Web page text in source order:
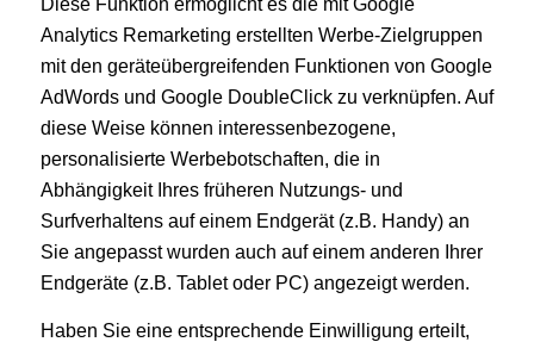
Diese Funktion ermöglicht es die mit Google
Analytics Remarketing erstellten Werbe-Zielgruppen
mit den geräteübergreifenden Funktionen von Google
AdWords und Google DoubleClick zu verknüpfen. Auf
diese Weise können interessenbezogene,
personalisierte Werbebotschaften, die in
Abhängigkeit Ihres früheren Nutzungs- und
Surfverhaltens auf einem Endgerät (z.B. Handy) an
Sie angepasst wurden auch auf einem anderen Ihrer
Endgeräte (z.B. Tablet oder PC) angezeigt werden.
Haben Sie eine entsprechende Einwilligung erteilt,